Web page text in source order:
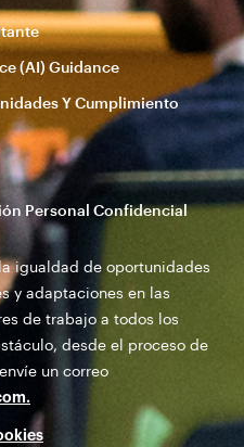
(AI) Guidance
Y Cumplimiento
Personal Confidencial
igualdad de oportunidades
y adaptaciones en las
de trabajo a todos los
desde el proceso de
un correo
.